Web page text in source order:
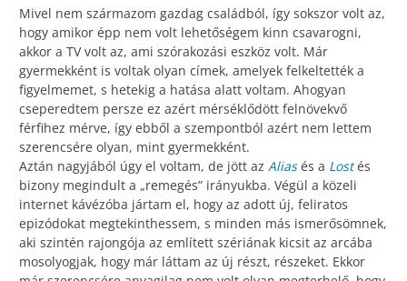
Mivel nem származom gazdag családból, így sokszor volt az,
hogy amikor épp nem volt lehetőségem kinn csavarogni,
akkor a TV volt az, ami szórakozási eszköz volt. Már
gyermekként is voltak olyan címek, amelyek felkeltették a
figyelmemet, s hetekig a hatása alatt voltam. Ahogyan
cseperedtem persze ez azért mérséklődött felnövekvő
férfihez mérve, így ebből a szempontból azért nem lettem
szerencsére olyan, mint gyermekként.
Aztán nagyjából úgy el voltam, de jött az Alias és a Lost és
bizony megindult a „remegés” irányukba. Végül a közeli
internet kávézóba jártam el, hogy az adott új, feliratos
epizódokat megtekinthessem, s minden más ismerősömnek,
aki szintén rajongója az említett szériának kicsit az arcába
mosolyogjak, hogy már láttam az új részt, részeket. Ekkor